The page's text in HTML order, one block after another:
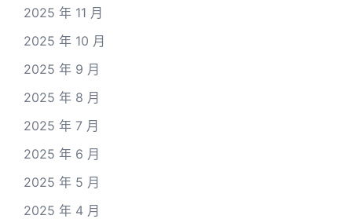
2025 年 11 月
2025 年 10 月
2025 年 9 月
2025 年 8 月
2025 年 7 月
2025 年 6 月
2025 年 5 月
2025 年 4 月